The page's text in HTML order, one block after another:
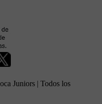
Juniors | Todos los